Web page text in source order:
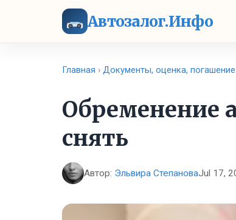
Автозалог.Инфо
Главная › Документы, оценка,
Обременение
снять
Автор: Эльвира СтепановаJul 17,